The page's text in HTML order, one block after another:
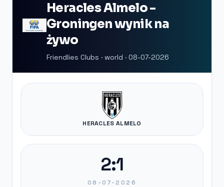
Heracles Almelo -
Groningen wynik na
żywo
Friendlies Clubs · world · 08-07-2026
HERACLES ALMELO
2:1
08-07-2026